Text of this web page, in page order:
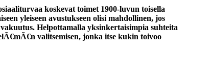
koskevat toimet 1900-luvun toisella
yleiseen avustukseen olisi mahdollinen, jos
Helpottamalla yksinkertaisimpia suhteita
valitsemisen, jonka itse kukin toivoo